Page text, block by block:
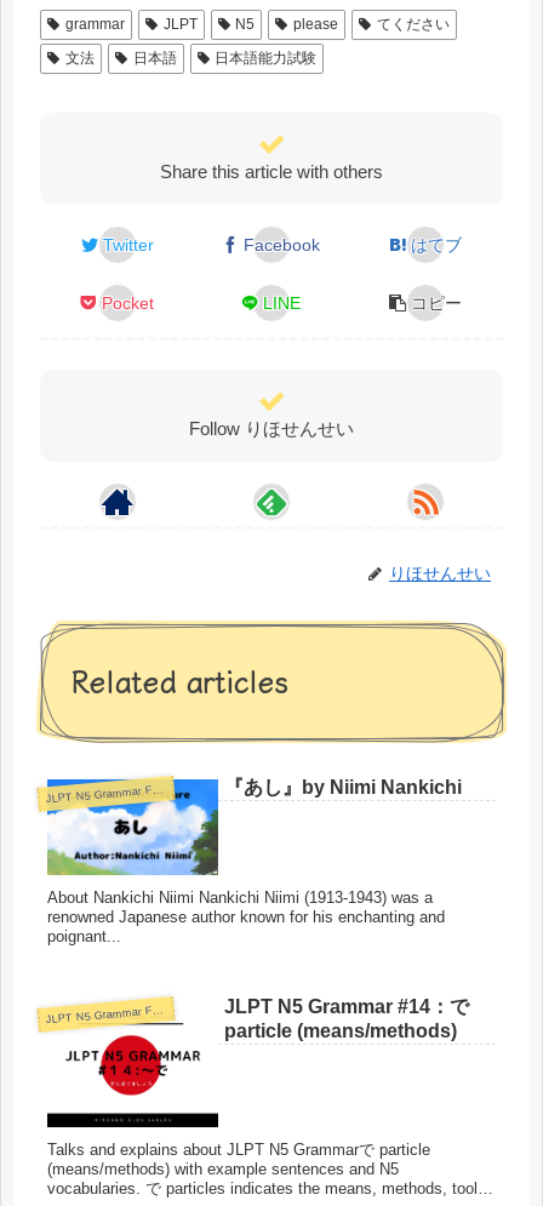
grammar JLPT N5 please
てください
文法
日本語 日本語能力試験
Share this article with others
Twitter Facebook はてブ
Pocket LINE コピー
Follow りほせんせい
りほせんせい
Related articles
J
LPT N5 Grammar Format 『あし』by Niimi Nankichi
About Nankichi Niimi Nankichi Niimi (1913-1943) was a
renowned Japanese author known for his enchanting and
poignant...
J
JLPT N5 Grammar #14：で
particle (means/methods)
Talks and explains about JLPT N5 Grammarで particle
(means/methods) with example sentences and N5
vocabularies. で particles indicates the means, methods, tools